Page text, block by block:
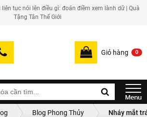
tục nói lên điều gì: đoán điềm xem lành dữ | Quà
Tặng Tân Thế Giới
Giỏ hàng 0
Blog Phong Thủy Nháy mắt